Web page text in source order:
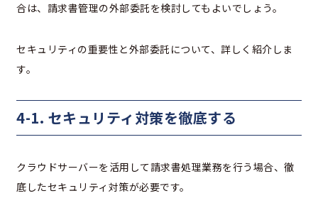
合は、請求書管理の外部委託を検討してもよいでしょう。
セキュリティの重要性と外部委託について、詳しく紹介しま
す。
4-1. セキュリティ対策を徹底する
クラウドサーバーを活用して請求書処理業務を行う場合、徹
底したセキュリティ対策が必要です。